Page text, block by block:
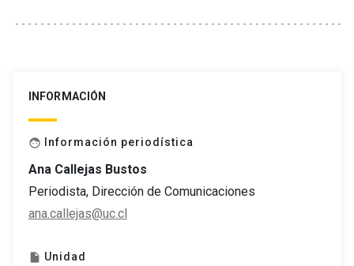
INFORMACIÓN
face Información periodística
Ana Callejas Bustos
Periodista, Dirección de Comunicaciones
ana.callejas@uc.cl
insert_drive_file Unidad